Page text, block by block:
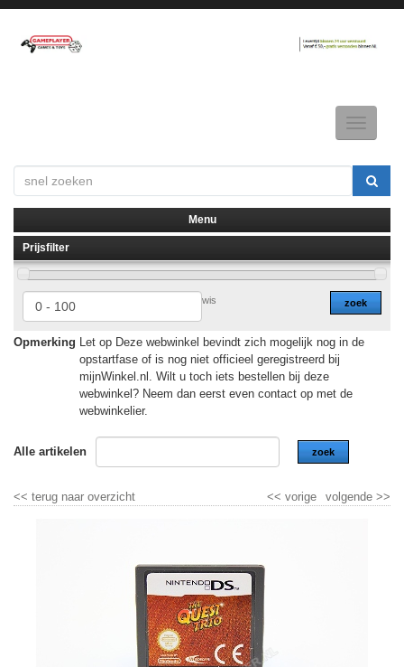
Toggle
▼
▼
Menu
Prijsfilter
zoek
wis
Opmerking Let op Deze webwinkel bevindt zich mogelijk nog in de
opstartfase of is nog niet officieel geregistreerd bij
mijnWinkel.nl. Wilt u toch iets bestellen bij deze
webwinkel? Neem dan eerst even contact op met de
webwinkelier.
Alle artikelen zoek
<< terug naar overzicht volgende >>
<< vorige